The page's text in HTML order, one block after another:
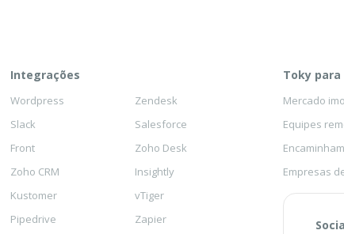
Integrações
Wordpress
Slack
Front
Zoho CRM
Kustomer
Pipedrive
Zendesk
Salesforce
Zoho Desk
Insightly
vTiger
Zapier
Toky para
Mercado
Equipes
Empresas